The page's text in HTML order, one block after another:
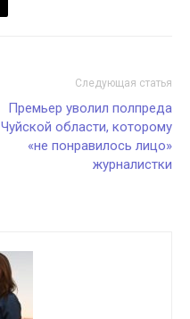
Следующая статья
Премьер уволил полпреда
Чуйской области, которому
«не понравилось лицо»
журналистки